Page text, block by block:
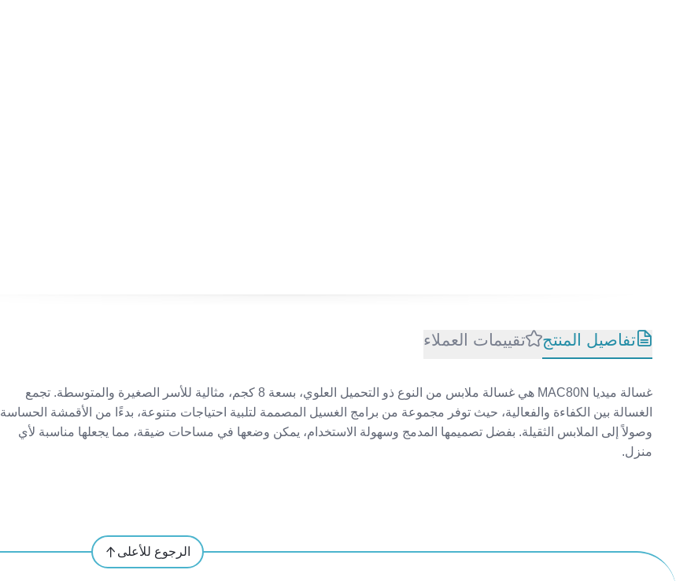
تفاصيل المنتج تقييمات العملاء
غسالة ميديا MAC80N هي غسالة ملابس من النوع ذو التحميل العلوي، بسعة 8 كجم، مثالية للأسر الصغيرة والمتوسطة. تجمع
الغسالة بين الكفاءة والفعالية، حيث توفر مجموعة من برامج الغسيل المصممة لتلبية احتياجات متنوعة، بدءًا من الأقمشة الحساسة
وصولاً إلى الملابس الثقيلة. بفضل تصميمها المدمج وسهولة الاستخدام، يمكن وضعها في مساحات ضيقة، مما يجعلها مناسبة لأي
منزل.
الرجوع للأعلى